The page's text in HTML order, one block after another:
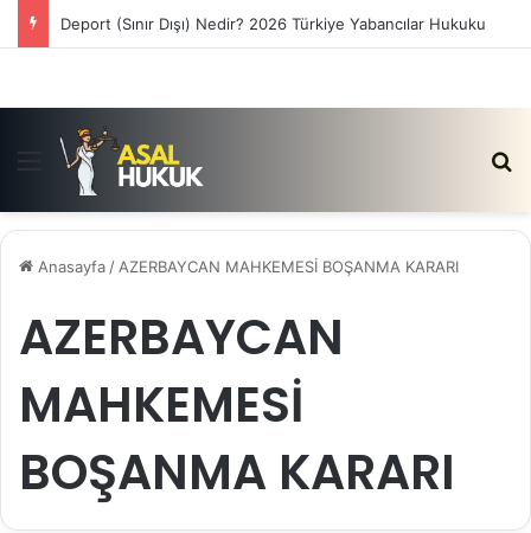
Deport (Sınır Dışı) Nedir? 2026 Türkiye Yabancılar Hukuku
Menü
Anasayfa / AZERBAYCAN MAHKEMESİ BOŞANMA KARARI
AZERBAYCAN
MAHKEMESİ
BOŞANMA KARARI